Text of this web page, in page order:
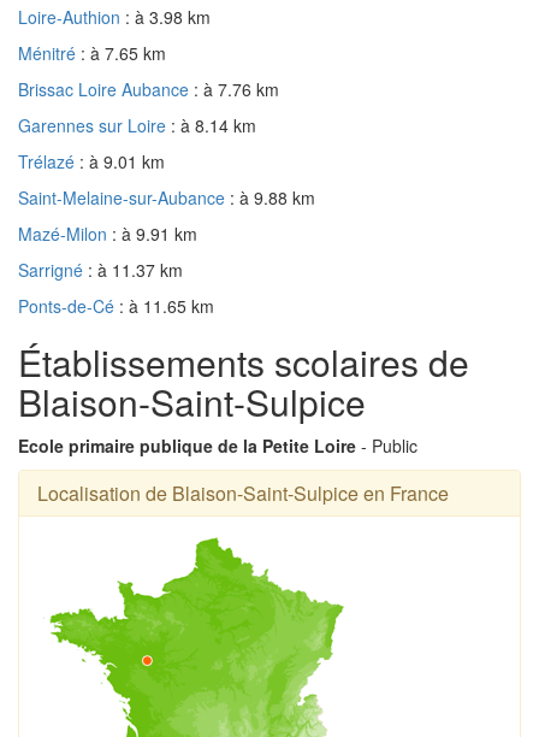
Loire-Authion : à 3.98 km
Ménitré : à 7.65 km
Brissac Loire Aubance : à 7.76 km
Garennes sur Loire : à 8.14 km
Trélazé : à 9.01 km
Saint-Melaine-sur-Aubance : à 9.88 km
Mazé-Milon : à 9.91 km
Sarrigné : à 11.37 km
Ponts-de-Cé : à 11.65 km
Établissements scolaires de
Blaison-Saint-Sulpice
Ecole primaire publique de la Petite Loire - Public
Localisation de Blaison-Saint-Sulpice en France